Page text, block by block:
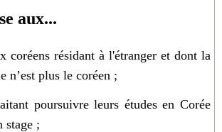
aux...
coréens résidant à l'étranger et dont la
n’est plus le coréen ;
poursuivre leurs études en Corée
stage ;